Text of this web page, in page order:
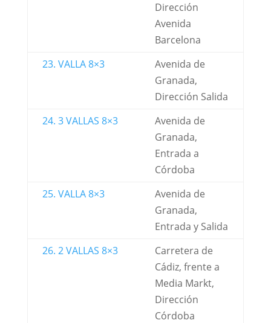
Dirección
Avenida
Barcelona
23. VALLA 8×3
Avenida de
Granada,
Dirección Salida
24. 3 VALLAS 8×3
Avenida de
Granada,
Entrada a
Córdoba
25. VALLA 8×3
Avenida de
Granada,
Entrada y Salida
26. 2 VALLAS 8×3
Carretera de
Cádiz, frente a
Media Markt,
Dirección
Córdoba